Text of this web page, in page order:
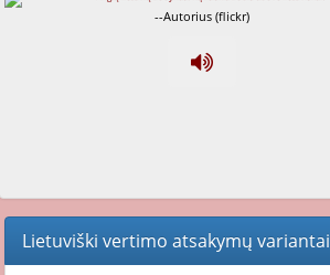
--Autorius (flickr)
Lietuviški vertimo atsakymų variantai